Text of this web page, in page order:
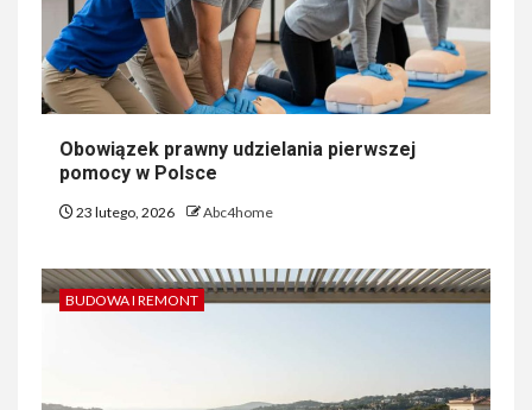
Obowiązek prawny udzielania pierwszej
pomocy w Polsce
23 lutego, 2026 Abc4home
BUDOWA I REMONT